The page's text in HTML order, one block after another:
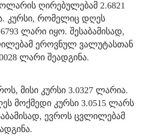
ღირებულებამ 2.6821
კურსი, რომელიც დღეს
ლარი იყო. შესაბამისად,
ეროვნულ ვალუტასთან
ლარი შეადგინა.
მისი კურსი 3.0327 ლარია.
მოქმედი კურსი 3.0515 ლარს
ევროს ცვლილებამ